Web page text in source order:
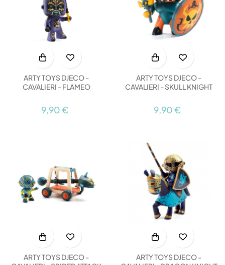
ARTY TOYS DJECO -
CAVALIERI - FLAMEO
9,90 €
ARTY TOYS DJECO -
CAVALIERI - SKULL KNIGHT
9,90 €
ARTY TOYS DJECO -
ARTY TOYS DJECO -